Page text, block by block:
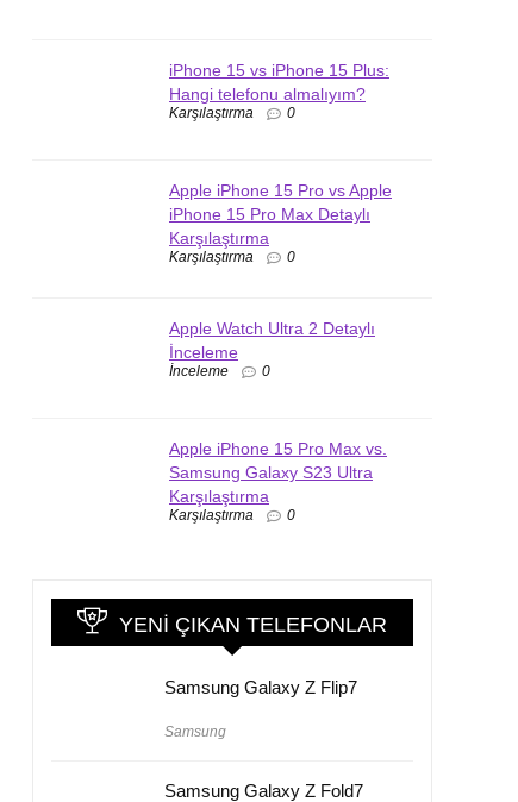
iPhone 15 vs iPhone 15 Plus:
Hangi telefonu almalıyım?
Karşılaştırma 0
Apple iPhone 15 Pro vs Apple
iPhone 15 Pro Max Detaylı
Karşılaştırma
Karşılaştırma 0
Apple Watch Ultra 2 Detaylı
İnceleme
İnceleme 0
Apple iPhone 15 Pro Max vs.
Samsung Galaxy S23 Ultra
Karşılaştırma
Karşılaştırma 0
YENI ÇIKAN TELEFONLAR
Samsung Galaxy Z Flip7
Samsung
Samsung Galaxy Z Fold7